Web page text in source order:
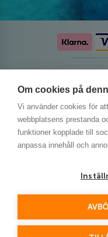
Om cookies på
Vi använder cookies för
webbplatsens prestanda
funktioner kopplade till
anpassa innehåll och
This site is protected by
and